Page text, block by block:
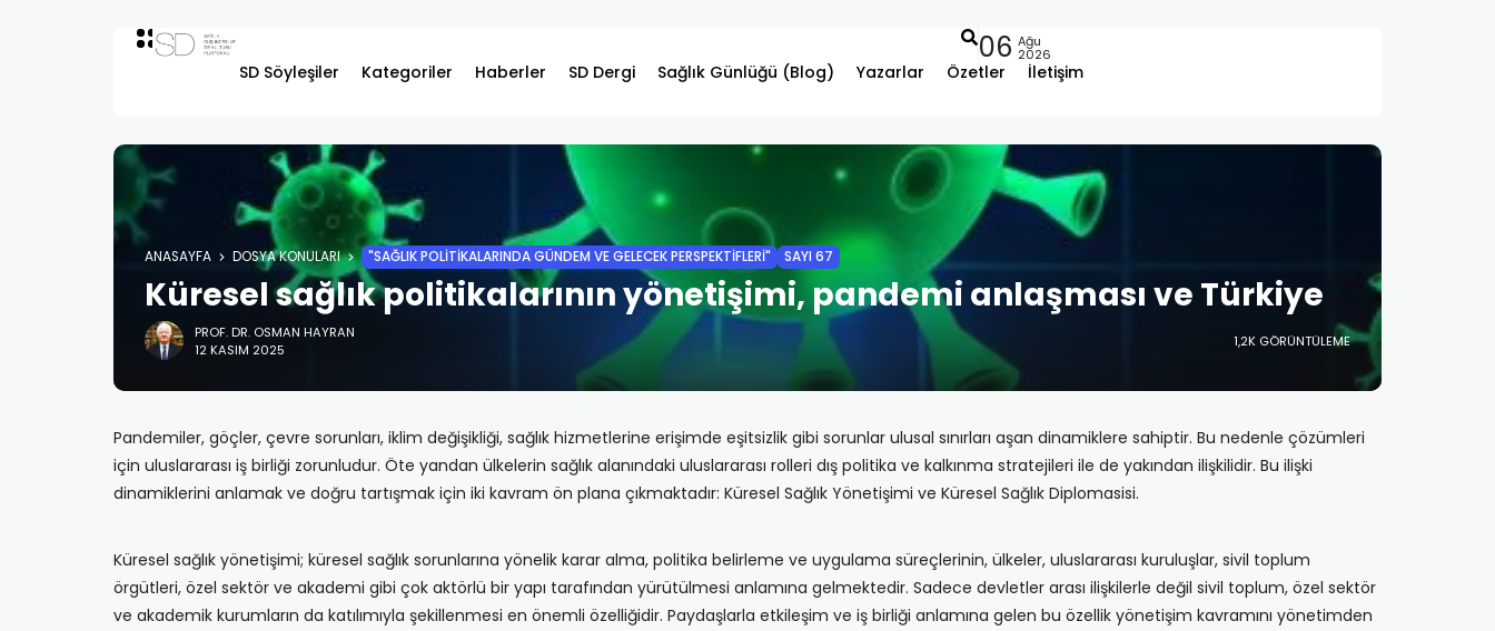
SD Söyleşiler Kategoriler Haberler SD Dergi Sağlık Günlüğü (Blog) Yazarlar Özetler İletişim
06 Ağu
2026
ANASAYFA DOSYA KONULARI "SAĞLIK POLITIKALARINDA GÜNDEM VE GELECEK PERSPEKTIFLERI" SAYI 67
Küresel sağlık politikalarının yönetişimi, pandemi anlaşması ve Türkiye
PROF. DR. OSMAN HAYRAN
12 KASIM 2025
1,2K GÖRÜNTÜLEME
Pandemiler, göçler, çevre sorunları, iklim değişikliği, sağlık hizmetlerine erişimde eşitsizlik gibi sorunlar ulusal sınırları aşan dinamiklere sahiptir. Bu nedenle çözümleri
için uluslararası iş birliği zorunludur. Öte yandan ülkelerin sağlık alanındaki uluslararası rolleri dış politika ve kalkınma stratejileri ile de yakından ilişkilidir. Bu ilişki
dinamiklerini anlamak ve doğru tartışmak için iki kavram ön plana çıkmaktadır: Küresel Sağlık Yönetişimi ve Küresel Sağlık Diplomasisi.
Küresel sağlık yönetişimi; küresel sağlık sorunlarına yönelik karar alma, politika belirleme ve uygulama süreçlerinin, ülkeler, uluslararası kuruluşlar, sivil toplum
örgütleri, özel sektör ve akademi gibi çok aktörlü bir yapı tarafından yürütülmesi anlamına gelmektedir. Sadece devletler arası ilişkilerle değil sivil toplum, özel sektör
ve akademik kurumların da katılımıyla şekillenmesi en önemli özelliğidir. Paydaşlarla etkileşim ve iş birliği anlamına gelen bu özellik yönetişim kavramını yönetimden